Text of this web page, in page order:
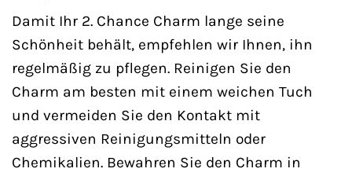
Damit Ihr 2. Chance Charm lange seine
Schönheit behält, empfehlen wir Ihnen, ihn
regelmäßig zu pflegen. Reinigen Sie den
Charm am besten mit einem weichen Tuch
und vermeiden Sie den Kontakt mit
aggressiven Reinigungsmitteln oder
Chemikalien. Bewahren Sie den Charm in